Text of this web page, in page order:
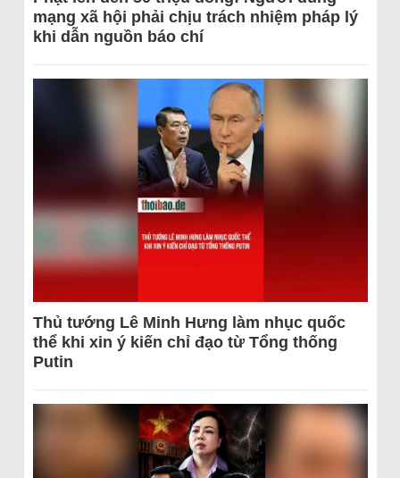
mạng xã hội phải chịu trách nhiệm pháp lý
khi dẫn nguồn báo chí
Thủ tướng Lê Minh Hưng làm nhục quốc
thể khi xin ý kiến chỉ đạo từ Tổng thống
Putin